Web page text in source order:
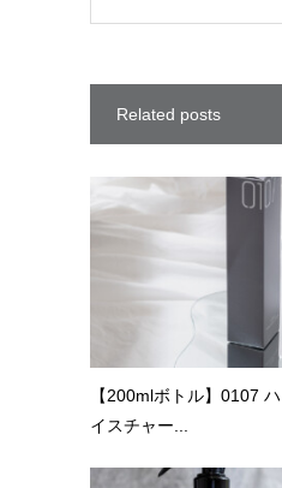
Related posts
【200mlボトル】0107
イスチャー...